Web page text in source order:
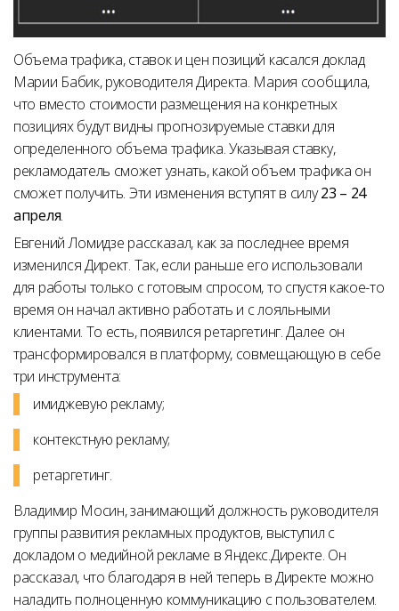
Объема трафика, ставок и цен позиций касался доклад
Марии Бабик, руководителя Директа. Мария сообщила,
что вместо стоимости размещения на конкретных
позициях будут видны прогнозируемые ставки для
определенного объема трафика. Указывая ставку,
рекламодатель сможет узнать, какой объем трафика он
сможет получить. Эти изменения вступят в силу23 – 24
апреля.
Евгений Ломидзе рассказал, как за последнее время
изменился Директ. Так, если раньше его использовали
для работы только с готовым спросом, то спустя какое-то
время он начал активно работать и с лояльными
клиентами. То есть, появился ретаргетинг. Далее он
трансформировался в платформу, совмещающую в себе
три инструмента:
имиджевую рекламу;
контекстную рекламу;
ретаргетинг.
Владимир Мосин, занимающий должность руководителя
группы развития рекламных продуктов, выступил с
докладом о медийной рекламе в Яндекс.Директе. Он
рассказал, что благодаря в ней теперь в Директе можно
наладить полноценную коммуникацию с пользователем.